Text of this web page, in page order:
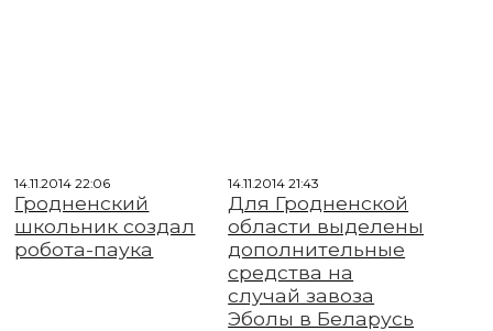
14.11.2014 22:06
Гродненский
школьник создал
робота-паука
14.11.2014 21:43
Для Гродненской
области выделены
дополнительные
средства на
случай завоза
Эболы в Беларусь